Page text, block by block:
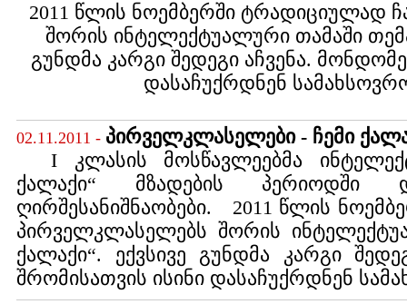
2011 წლის ნოემბერში ტრადიციულად
შორის ინტელექტუალური თამაში
გუნდმა კარგი შედეგი აჩვენა.
დასაჩუქრდნენ
02.11.2011 - პირველკლასელები - ჩემი
I კლასის მოსწავლეებმა
ქალაქი“ მზადების პერიოდში
ღირშესანიშნაობები. 2011 წლის
პირველკლასელებს შორის
ქალაქი“. ექვსივე გუნდმა კარგი
შრომისათვის ისინი დასაჩუქრდნენ